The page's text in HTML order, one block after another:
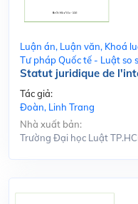
Luận án, Luận văn, Khoá
Tư pháp Quốc tế - Luật so
Statut juridique de
Tác giả:
Đoàn, Linh Trang
Nhà xuất bản:
Trường Đại học Luật